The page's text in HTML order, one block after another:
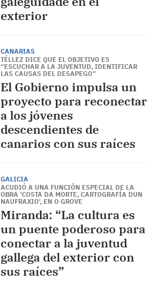
exterior
CANARIAS
TÉLLEZ DICE QUE EL OBJETIVO ES
“ESCUCHAR A LA JUVENTUD, IDENTIFICAR
LAS CAUSAS DEL DESAPEGO”
El Gobierno impulsa un
proyecto para reconectar
a los jóvenes
descendientes de
canarios con sus raíces
GALICIA
ACUDIÓ A UNA FUNCIÓN ESPECIAL DE LA
OBRA ‘COSTA DA MORTE, CARTOGRAFÍA DUN
NAUFRAXIO’, EN O GROVE
Miranda: “La cultura es
un puente poderoso para
conectar a la juventud
gallega del exterior con
sus raíces”